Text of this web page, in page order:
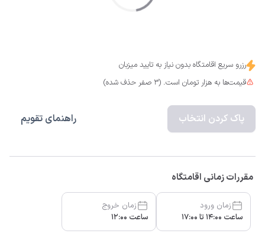
رزرو سریع اقامتگاه بدون نیاز به تایید میزبان
قیمت‌ها به هزار تومان است. (3 صفر حذف شده)
پاک کردن انتخاب راهنمای تقویم
مقررات زمانی اقامتگاه
زمان ورود
ساعت 14:00 تا 17:00
زمان خروج
ساعت 12:00